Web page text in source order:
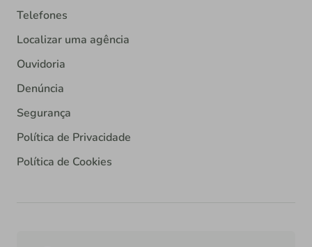
Telefones
Localizar uma agência
Ouvidoria
Denúncia
Segurança
Política de Privacidade
Política de Cookies